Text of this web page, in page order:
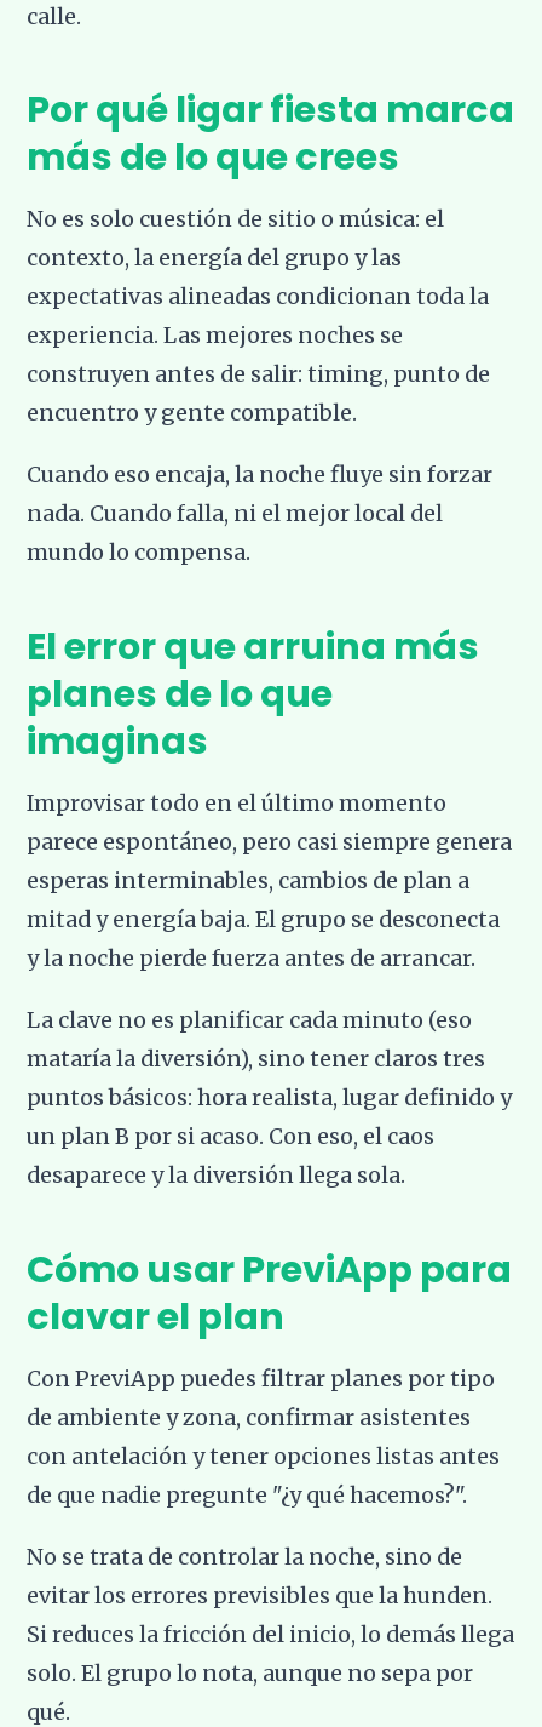
calle.
Por qué ligar fiesta marca
más de lo que crees
No es solo cuestión de sitio o música: el
contexto, la energía del grupo y las
expectativas alineadas condicionan toda la
experiencia. Las mejores noches se
construyen antes de salir: timing, punto de
encuentro y gente compatible.
Cuando eso encaja, la noche fluye sin forzar
nada. Cuando falla, ni el mejor local del
mundo lo compensa.
El error que arruina más
planes de lo que
imaginas
Improvisar todo en el último momento
parece espontáneo, pero casi siempre genera
esperas interminables, cambios de plan a
mitad y energía baja. El grupo se desconecta
y la noche pierde fuerza antes de arrancar.
La clave no es planificar cada minuto (eso
mataría la diversión), sino tener claros tres
puntos básicos: hora realista, lugar definido y
un plan B por si acaso. Con eso, el caos
desaparece y la diversión llega sola.
Cómo usar PreviApp para
clavar el plan
Con PreviApp puedes filtrar planes por tipo
de ambiente y zona, confirmar asistentes
con antelación y tener opciones listas antes
de que nadie pregunte "¿y qué hacemos?".
No se trata de controlar la noche, sino de
evitar los errores previsibles que la hunden.
Si reduces la fricción del inicio, lo demás llega
solo. El grupo lo nota, aunque no sepa por
qué.